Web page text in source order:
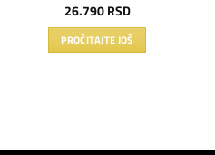
26.790 RSD
PROČITAJTE JOŠ